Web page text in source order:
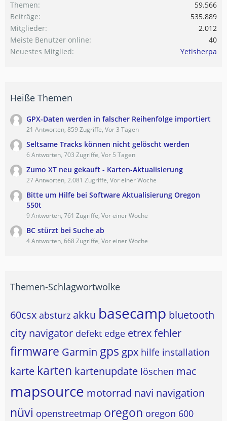
Themen
59.566
Beiträge
535.889
Mitglieder
2.012
Meiste Benutzer online
40
Neuestes Mitglied
Yetisherpa
Heiße Themen
GPX-Daten werden in falscher Reihenfolge importiert
21 Antworten, 859 Zugriffe, Vor 3 Tagen
Seltsame Tracks können nicht gelöscht werden
6 Antworten, 703 Zugriffe, Vor 5 Tagen
Zumo XT neu gekauft - Karten-Aktualisierung
27 Antworten, 2.081 Zugriffe, Vor einer Woche
Bitte um Hilfe bei Software Aktualisierung Oregon
550t
9 Antworten, 761 Zugriffe, Vor einer Woche
BC stürzt bei Suche ab
4 Antworten, 668 Zugriffe, Vor einer Woche
Themen-Schlagwortwolke
60csx absturz akku basecamp bluetooth
city navigator defekt edge etrexfehler
firmware Garmin gps gpx hilfe installation
karte karten kartenupdate löschen mac
mapsource motorrad navi navigation
nüvi openstreetmap oregon oregon 600